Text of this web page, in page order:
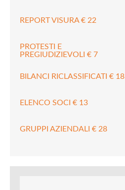
REPORT VISURA € 22
PROTESTI E
PREGIUDIZIEVOLI € 7
BILANCI RICLASSIFICATI € 18
ELENCO SOCI € 13
GRUPPI AZIENDALI € 28